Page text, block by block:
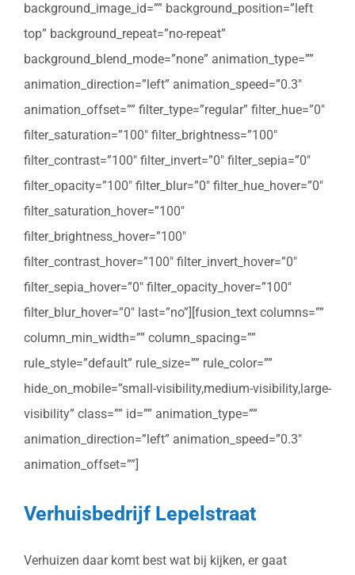
background_image_id=”” background_position=”left
top” background_repeat=”no-repeat”
background_blend_mode=”none” animation_type=””
animation_direction=”left” animation_speed=”0.3″
animation_offset=”” filter_type=”regular” filter_hue=”0″
filter_saturation=”100″ filter_brightness=”100″
filter_contrast=”100″ filter_invert=”0″ filter_sepia=”0″
filter_opacity=”100″ filter_blur=”0″ filter_hue_hover=”0″
filter_saturation_hover=”100″
filter_brightness_hover=”100″
filter_contrast_hover=”100″ filter_invert_hover=”0″
filter_sepia_hover=”0″ filter_opacity_hover=”100″
filter_blur_hover=”0″ last=”no”][fusion_text columns=””
column_min_width=”” column_spacing=””
rule_style=”default” rule_size=”” rule_color=””
hide_on_mobile=”small-visibility,medium-visibility,large-
visibility” class=”” id=”” animation_type=””
animation_direction=”left” animation_speed=”0.3″
animation_offset=””]
Verhuisbedrijf Lepelstraat
Verhuizen daar komt best wat bij kijken, er gaat